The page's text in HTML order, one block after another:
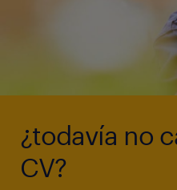
¿todavía no
CV?